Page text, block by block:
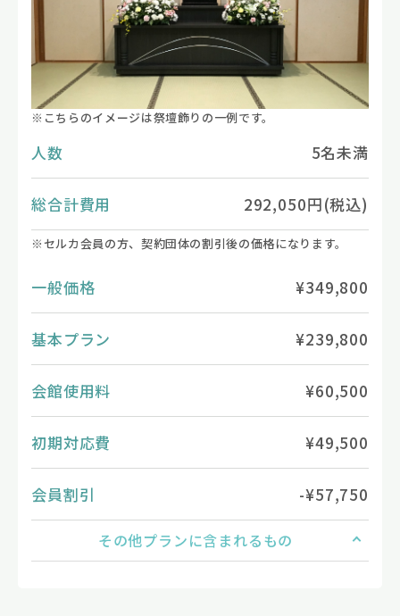
※こちらのイメージは祭壇飾りの一例です。
人数 5名未満
総合計費用 292,050円(税込)
※セルカ会員の方、契約団体の割引後の価格になります。
一般価格 ¥349,800
基本プラン ¥239,800
会館使用料 ¥60,500
初期対応費 ¥49,500
会員割引 -¥57,750
その他プランに含まれるもの